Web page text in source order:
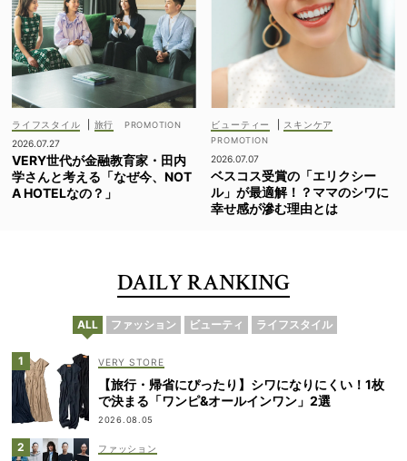
ライフスタイル
旅行
2026.07.27
VERY世代が金融教育家・田内
学さんと考える「なぜ今、NOT
A HOTELなの？」
ビューティー スキンケア
2026.07.07
ベスコス受賞の「エリクシー
ル」が最適解！？ママのシワに
幸せ感が滲む理由とは
DAILY RANKING
ALL ファッション ビューティ ライフスタイル
VERY STORE
【旅行・帰省にぴったり】シワになりにくい！1枚
で決まる「ワンピ&オールインワン」2選
2026.08.05
ファッション